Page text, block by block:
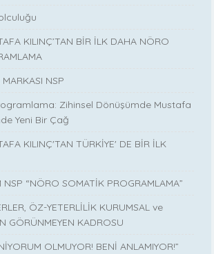
KILINÇ’TAN BİR İLK DAHA NÖRO
NSP
Zihinsel Dönüşümde Mustafa
Yeni Bir Çağ
KILINÇ'TAN TÜRKİYE' DE BİR İLK
NSP “NÖRO SOMATİK PROGRAMLAMA”
ÖZ-YETERLİLİK KURUMSAL ve
GÖRÜNMEYEN KADROSU
OLMUYOR! BENİ ANLAMIYOR!”